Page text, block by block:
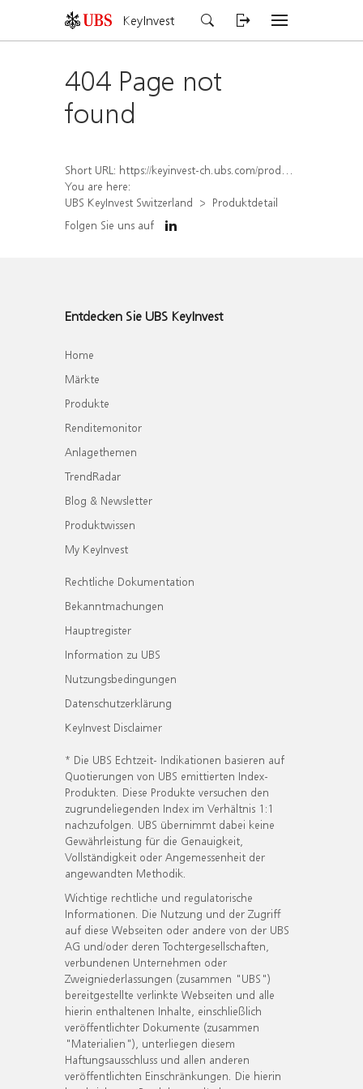
KeyInvest
404 Page not
found
Short URL: https://keyinvest-ch.ubs.com/produkt/detail/index/isin/CH1574361437
You are here:
UBS KeyInvest Switzerland
Produktdetail
Folgen Sie uns auf
Entdecken Sie UBS KeyInvest
Home
Märkte
Produkte
Renditemonitor
Anlagethemen
TrendRadar
Blog & Newsletter
Produktwissen
My KeyInvest
Rechtliche Dokumentation
Bekanntmachungen
Hauptregister
Information zu UBS
Nutzungsbedingungen
Datenschutzerklärung
KeyInvest Disclaimer
* Die UBS Echtzeit- Indikationen basieren auf
Quotierungen von UBS emittierten Index-
Produkten. Diese Produkte versuchen den
zugrundeliegenden Index im Verhältnis 1:1
nachzufolgen. UBS übernimmt dabei keine
Gewährleistung für die Genauigkeit,
Vollständigkeit oder Angemessenheit der
angewandten Methodik.
Wichtige rechtliche und regulatorische
Informationen. Die Nutzung und der Zugriff
auf diese Webseiten oder andere von der UBS
AG und/oder deren Tochtergesellschaften,
verbundenen Unternehmen oder
Zweigniederlassungen (zusammen "UBS")
bereitgestellte verlinkte Webseiten und alle
hierin enthaltenen Inhalte, einschließlich
veröffentlichter Dokumente (zusammen
"Materialien"), unterliegen diesem
Haftungsausschluss und allen anderen
veröffentlichten Einschränkungen. Die hierin